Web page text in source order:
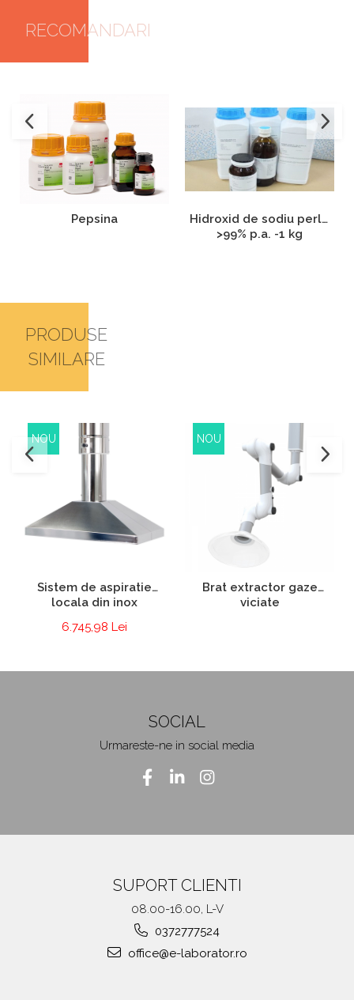
RECOMANDARI
Pepsina
Hidroxid de sodiu perle
>99% p.a. -1 kg
PRODUSE
SIMILARE
NOU
Sistem de aspiratie
locala din inox
6.745,98 Lei
NOU
Brat extractor gaze
viciate
SOCIAL
Urmareste-ne in social media
SUPORT CLIENTI
08.00-16.00, L-V
0372777524
office@e-laborator.ro